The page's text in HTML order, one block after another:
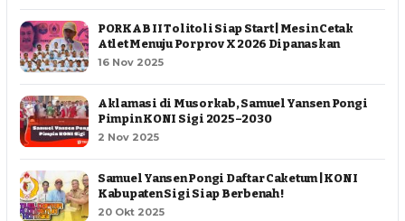
PORKAB II Tolitoli Siap Start | Mesin Cetak
Atlet Menuju Porprov X 2026 Dipanaskan
16 Nov 2025
Aklamasi di Musorkab, Samuel Yansen Pongi
Pimpin KONI Sigi 2025–2030
2 Nov 2025
Samuel Yansen Pongi Daftar Caketum | KONI
Kabupaten Sigi Siap Berbenah !
20 Okt 2025